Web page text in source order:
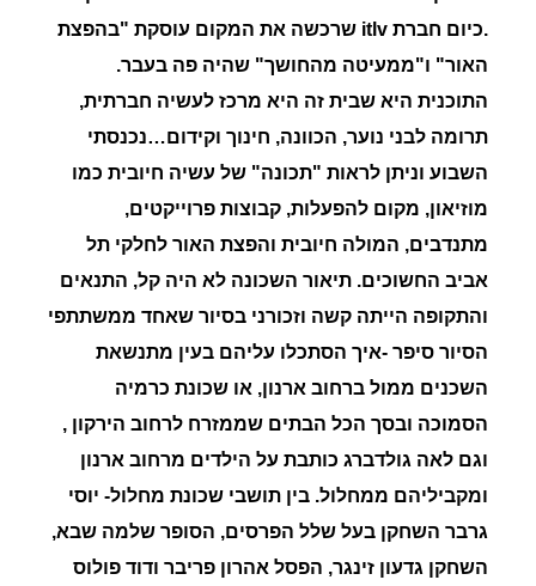
.כיום חברת itlv שרכשה את המקום עוסקת "בהפצת
האור" ו"ממעיטה מהחושך" שהיה פה בעבר.
התוכנית היא שבית זה היא מרכז לעשיה חברתית,
תרומה לבני נוער, הכוונה, חינוך וקידום…נכנסתי
השבוע וניתן לראות "תכונה" של עשיה חיובית כמו
מוזיאון, מקום להפעלות, קבוצות פרוייקטים,
מתנדבים, המולה חיובית והפצת האור לחלקי תל
אביב החשוכים. תיאור השכונה לא היה קל, התנאים
והתקופה הייתה קשה וזכורני בסיור שאחד ממשתתפי
הסיור סיפר -איך הסתכלו עליהם בעין מתנשאת
השכנים ממול ברחוב ארנון, או שכונת כרמיה
הסמוכה ובסך הכל הבתים שממזרח לרחוב הירקון ,
וגם לאה גולדברג כותבת על הילדים מרחוב ארנון
ומקביליהם ממחלול. בין תושבי שכונת מחלול- יוסי
גרבר השחקן בעל שלל הפרסים, הסופר שלמה שבא,
השחקן גדעון זינגר, הפסל אהרון פריבר ודוד פולוס